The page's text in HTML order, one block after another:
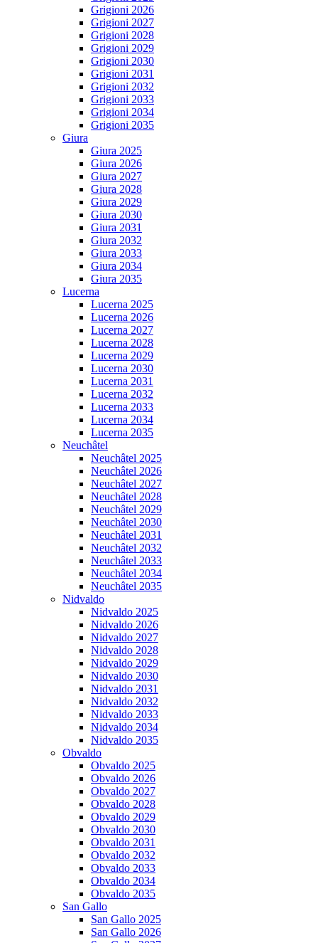
Grigioni 2026
Grigioni 2027
Grigioni 2028
Grigioni 2029
Grigioni 2030
Grigioni 2031
Grigioni 2032
Grigioni 2033
Grigioni 2034
Grigioni 2035
Giura
Giura 2025
Giura 2026
Giura 2027
Giura 2028
Giura 2029
Giura 2030
Giura 2031
Giura 2032
Giura 2033
Giura 2034
Giura 2035
Lucerna
Lucerna 2025
Lucerna 2026
Lucerna 2027
Lucerna 2028
Lucerna 2029
Lucerna 2030
Lucerna 2031
Lucerna 2032
Lucerna 2033
Lucerna 2034
Lucerna 2035
Neuchâtel
Neuchâtel 2025
Neuchâtel 2026
Neuchâtel 2027
Neuchâtel 2028
Neuchâtel 2029
Neuchâtel 2030
Neuchâtel 2031
Neuchâtel 2032
Neuchâtel 2033
Neuchâtel 2034
Neuchâtel 2035
Nidvaldo
Nidvaldo 2025
Nidvaldo 2026
Nidvaldo 2027
Nidvaldo 2028
Nidvaldo 2029
Nidvaldo 2030
Nidvaldo 2031
Nidvaldo 2032
Nidvaldo 2033
Nidvaldo 2034
Nidvaldo 2035
Obvaldo
Obvaldo 2025
Obvaldo 2026
Obvaldo 2027
Obvaldo 2028
Obvaldo 2029
Obvaldo 2030
Obvaldo 2031
Obvaldo 2032
Obvaldo 2033
Obvaldo 2034
Obvaldo 2035
San Gallo
San Gallo 2025
San Gallo 2026